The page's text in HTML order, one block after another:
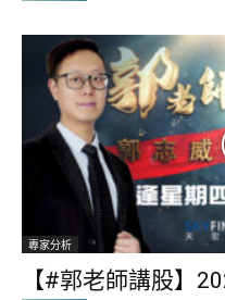
專家分析
【#郭老師講股】